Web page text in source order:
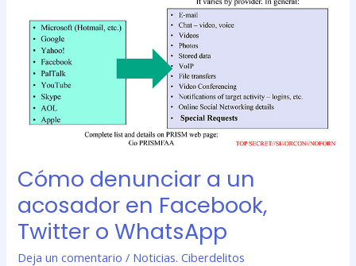
Cómo denunciar a un
acosador en Facebook,
Twitter o WhatsApp
Deja un comentario / Noticias. Ciberdelitos
Facebook,
Twitter
WhatsApp